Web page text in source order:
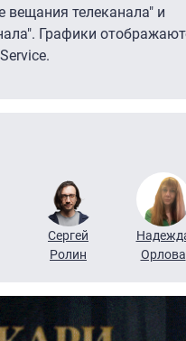
вещания телеканала" и
Графики
Сергей
Ролин
Орлова